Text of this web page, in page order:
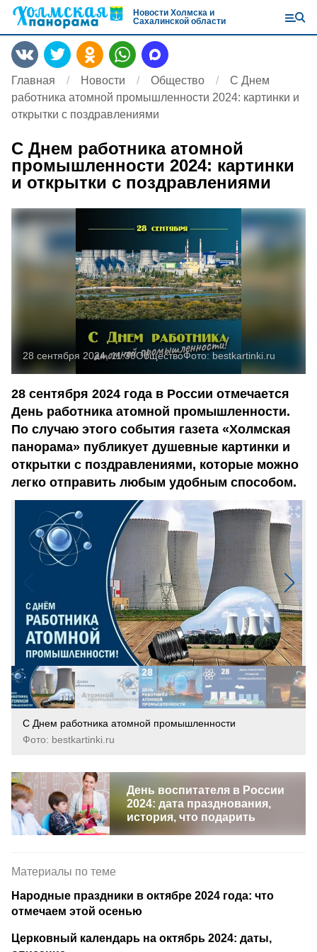
Новости Холмска и
Сахалинской области
Главная Новости Общество
С Днем
работника атомной промышленности 2024: картинки и
открытки с поздравлениями
С Днем работника атомной
промышленности 2024: картинки
и открытки с поздравлениями
28 сентября 2024, 11:30ОбществоФото: bestkartinki.ru
28 сентября 2024 года в России отмечается
День работника атомной промышленности.
По случаю этого события газета «Холмская
панорама» публикует душевные картинки и
открытки с поздравлениями, которые можно
легко отправить любым удобным способом.
С Днем работника атомной промышленности
Фото: bestkartinki.ru
День воспитателя в России
2024: дата празднования,
история, что подарить
Материалы по теме
Народные праздники в октябре 2024 года: что
отмечаем этой осенью
Церковный календарь на октябрь 2024: даты,